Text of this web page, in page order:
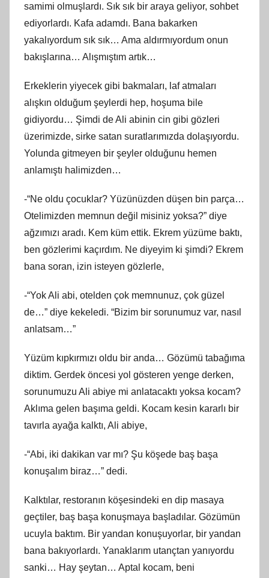
samimi olmuşlardı. Sık sık bir araya geliyor, sohbet
ediyorlardı. Kafa adamdı. Bana bakarken
yakalıyordum sık sık… Ama aldırmıyordum onun
bakışlarına… Alışmıştım artık…
Erkeklerin yiyecek gibi bakmaları, laf atmaları
alışkın olduğum şeylerdi hep, hoşuma bile
gidiyordu… Şimdi de Ali abinin cin gibi gözleri
üzerimizde, sirke satan suratlarımızda dolaşıyordu.
Yolunda gitmeyen bir şeyler olduğunu hemen
anlamıştı halimizden…
-“Ne oldu çocuklar? Yüzünüzden düşen bin parça…
Otelimizden memnun değil misiniz yoksa?” diye
ağzımızı aradı. Kem küm ettik. Ekrem yüzüme baktı,
ben gözlerimi kaçırdım. Ne diyeyim ki şimdi? Ekrem
bana soran, izin isteyen gözlerle,
-“Yok Ali abi, otelden çok memnunuz, çok güzel
de…” diye kekeledi. “Bizim bir sorunumuz var, nasıl
anlatsam…”
Yüzüm kıpkırmızı oldu bir anda… Gözümü tabağıma
diktim. Gerdek öncesi yol gösteren yenge derken,
sorunumuzu Ali abiye mi anlatacaktı yoksa kocam?
Aklıma gelen başıma geldi. Kocam kesin kararlı bir
tavırla ayağa kalktı, Ali abiye,
-“Abi, iki dakikan var mı? Şu köşede baş başa
konuşalım biraz…” dedi.
Kalktılar, restoranın köşesindeki en dip masaya
geçtiler, baş başa konuşmaya başladılar. Gözümün
ucuyla baktım. Bir yandan konuşuyorlar, bir yandan
bana bakıyorlardı. Yanaklarım utançtan yanıyordu
sanki… Hay şeytan… Aptal kocam, beni